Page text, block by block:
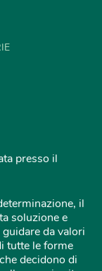
presso il
il
soluzione e
da valori
tutte le forme
decidono di